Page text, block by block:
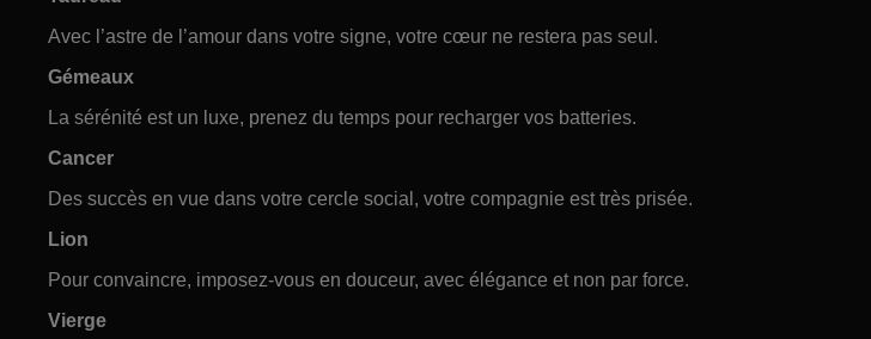
Avec l’astre de l’amour dans votre signe, votre cœur ne restera pas seul.
Gémeaux
La sérénité est un luxe, prenez du temps pour recharger vos batteries.
Cancer
Des succès en vue dans votre cercle social, votre compagnie est très prisée.
Lion
Pour convaincre, imposez-vous en douceur, avec élégance et non par force.
Vierge